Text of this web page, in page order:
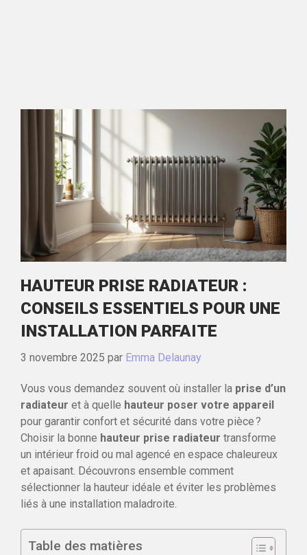
HAUTEUR PRISE RADIATEUR :
CONSEILS ESSENTIELS POUR UNE
INSTALLATION PARFAITE
3 novembre 2025 par Emma Delaunay
Vous vous demandez souvent où installer la prise d’un
radiateur et à quelle hauteur poser votre appareil
pour garantir confort et sécurité dans votre pièce ?
Choisir la bonne hauteur prise radiateur transforme
un intérieur froid ou mal agencé en espace chaleureux
et apaisant. Découvrons ensemble comment
sélectionner la hauteur idéale et éviter les problèmes
liés à une installation maladroite.
Table des matières